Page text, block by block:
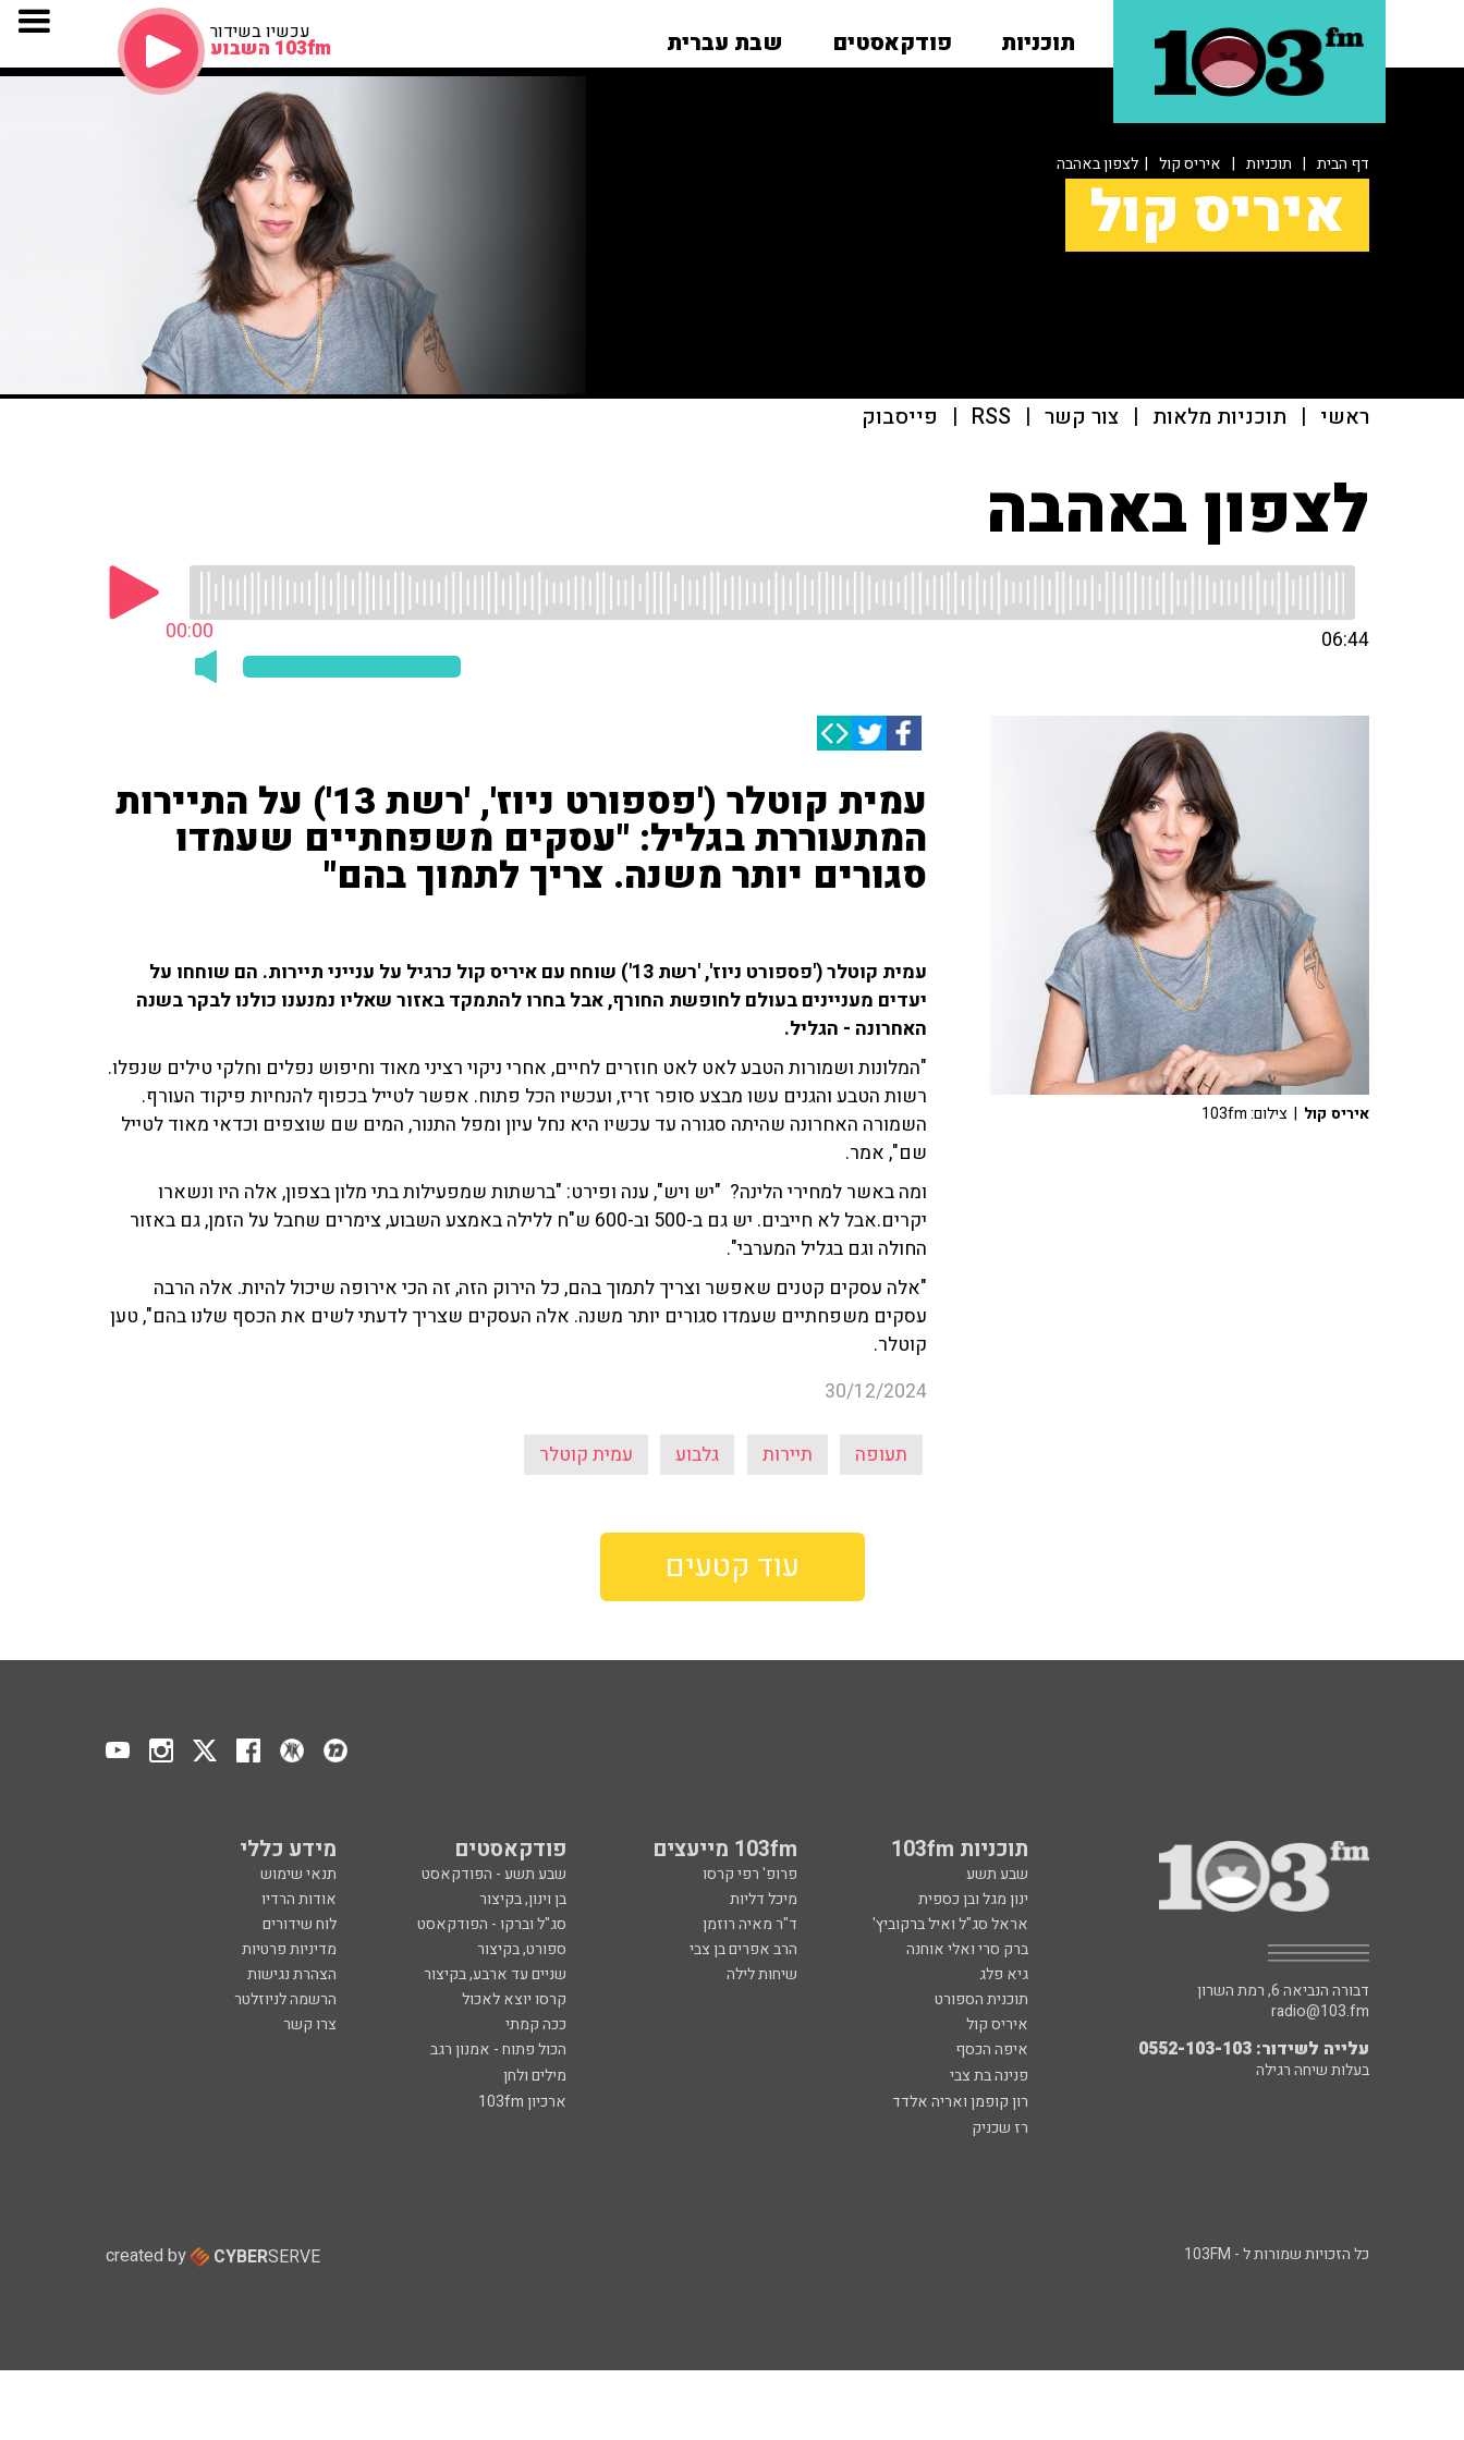
תוכניות פודקאסטים שבת עברית עכשיו בשידור
103fm השבוע
דף הבית | תוכניות | איריס קול | לצפון באהבה
איריס קול
ראשי | תוכניות מלאות | צור קשר |
RSS
| פייסבוק
לצפון באהבה
00:00 06:44
עמית קוטלר ('פספורט ניוז', 'רשת 13') על התיירות
המתעוררת בגליל: "עסקים משפחתיים שעמדו
סגורים יותר משנה. צריך לתמוך בהם"
עמית קוטלר ('פספורט ניוז', 'רשת 13') שוחח עם איריס קול כרגיל על ענייני תיירות. הם שוחחו על
יעדים מעניינים בעולם לחופשת החורף, אבל בחרו להתמקד באזור שאליו נמנענו כולנו לבקר בשנה
האחרונה - הגליל.
"המלונות ושמורות הטבע לאט לאט חוזרים לחיים, אחרי ניקוי רציני מאוד וחיפוש נפלים וחלקי טילים שנפלו.
רשות הטבע והגנים עשו מבצע סופר זריז, ועכשיו הכל פתוח. אפשר לטייל בכפוף להנחיות פיקוד העורף.
השמורה האחרונה שהיתה סגורה עד עכשיו היא נחל עיון ומפל התנור, המים שם שוצפים וכדאי מאוד לטייל
שם", אמר.
ומה באשר למחירי הלינה? "יש ויש", ענה ופירט: "ברשתות שמפעילות בתי מלון בצפון, אלה היו ונשארו
יקרים.אבל לא חייבים. יש גם ב-500 וב-600 ש"ח ללילה באמצע השבוע, צימרים שחבל על הזמן, גם באזור
החולה וגם בגליל המערבי".
"אלה עסקים קטנים שאפשר וצריך לתמוך בהם, כל הירוק הזה, זה הכי אירופה שיכול להיות. אלה הרבה
עסקים משפחתיים שעמדו סגורים יותר משנה. אלה העסקים שצריך לדעתי לשים את הכסף שלנו בהם", טען
קוטלר.
30/12/2024
תעופה תיירות גלבוע עמית קוטלר
איריס קול | צילום: 103fm
עוד קטעים
תוכניות 103fm 103fm מייעצים פודקאסטים מידע כללי
שבע תשע פרופ' רפי קרסו שבע תשע - הפודקאסט
תנאי שימוש
ינון מגל ובן כספית
מיכל דליות בן וינון, בקיצור
אודות הרדיו
אראל סג"ל ואיל ברקוביץ'
ד"ר מאיה רוזמן סג"ל וברקו - הפודקאסט
לוח שידורים
ברק סרי ואלי אוחנה
הרב אפרים בן צבי ספורט, בקיצור
מדיניות פרטיות
גיא פלג
שיחות לילה שניים עד ארבע, בקיצור
הצהרת נגישות
תוכנית הספורט
קרסו יוצא לאכול
הרשמה לניוזלטר
איריס קול
ככה קמתי
צרו קשר
איפה הכסף
הכול פתוח - אמנון רגב
פנינה בת צבי
מילים ולחן
רון קופמן ואריה אלדד
ארכיון 103fm
רז שכניק
דבורה הנביאה 6, רמת השרון
radio@103.fm
עלייה לשידור: 0552-103-103
בעלות שיחה רגילה
כל הזכויות שמורות ל - 103FM created by CYBERSERVE